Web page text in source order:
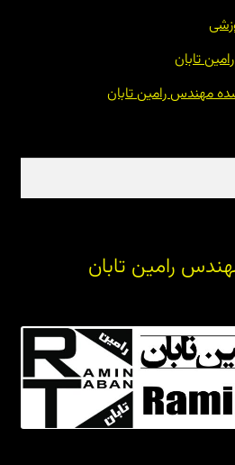
تابان
مهندس رامین تابان
رامین تابان